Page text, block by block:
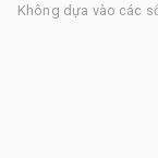
Không dựa vào các